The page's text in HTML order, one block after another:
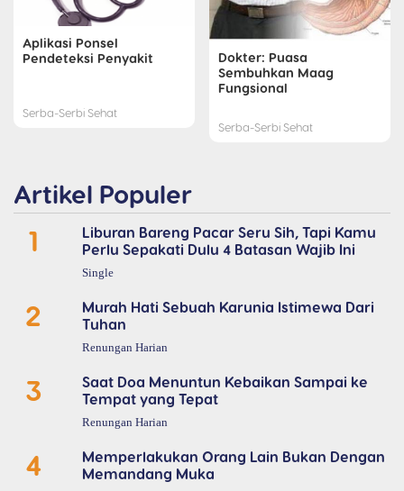
Aplikasi Ponsel
Pendeteksi Penyakit
Serba-Serbi Sehat
Dokter: Puasa
Sembuhkan Maag
Fungsional
Serba-Serbi Sehat
Artikel Populer
1
Liburan Bareng Pacar Seru Sih, Tapi Kamu
Perlu Sepakati Dulu 4 Batasan Wajib Ini
Single
2
Murah Hati Sebuah Karunia Istimewa Dari
Tuhan
Renungan Harian
3
Saat Doa Menuntun Kebaikan Sampai ke
Tempat yang Tepat
Renungan Harian
4
Memperlakukan Orang Lain Bukan Dengan
Memandang Muka